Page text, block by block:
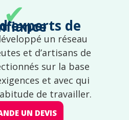
✔de confiance
un réseau
et d’artisans de
sur la base
et avec qui
de travailler.
UN DEVIS